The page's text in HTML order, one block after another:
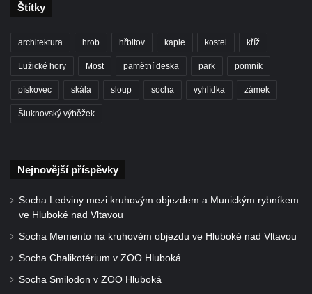
Hrob Karla Trenklera na hřbitově v
Cítolibech
Pamětní deska Jaroslava Lhotského na
Pomník na místě hrobu ruských vojáků z
do Cítolib
Hrob Antonína Švejdy na hřbitově v
Chlumčanech
Hrob Jaroslava Klicpery na hřbitově v
Chlumčanech
Štítky
architektura hrob hřbitov kaple kostel kříž
Lužické hory Most pamětní deska park pomník
pískovec skála sloup socha vyhlídka zámek
Šluknovský výběžek
Nejnovější příspěvky
Socha Ledviny mezi kruhovým objezdem a Munickým rybníkem
ve Hluboké nad Vltavou
Socha Memento na kruhovém objezdu ve Hluboké nad Vltavou
Socha Chalikotérium v ZOO Hluboká
Socha Smilodon v ZOO Hluboká